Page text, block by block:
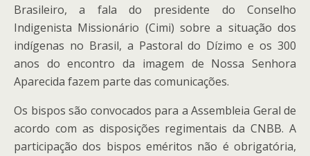
Brasileiro, a fala do presidente do Conselho
Indigenista Missionário (Cimi) sobre a situação dos
indígenas no Brasil, a Pastoral do Dízimo e os 300
anos do encontro da imagem de Nossa Senhora
Aparecida fazem parte das comunicações.
Os bispos são convocados para a Assembleia Geral de
acordo com as disposições regimentais da CNBB. A
participação dos bispos eméritos não é obrigatória,